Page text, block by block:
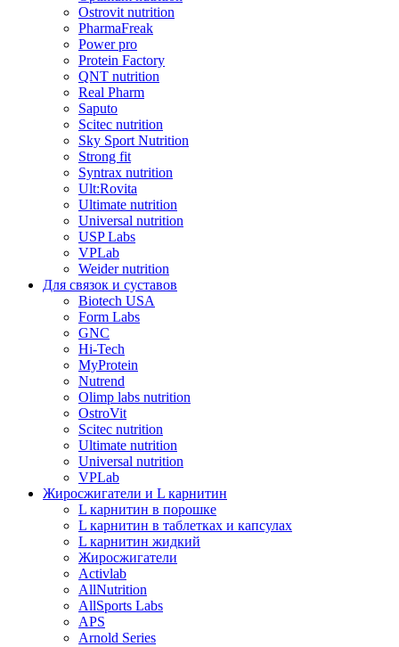
Ostrovit nutrition
PharmaFreak
Power pro
Protein Factory
QNT nutrition
Real Pharm
Saputo
Scitec nutrition
Sky Sport Nutrition
Strong fit
Syntrax nutrition
Ult:Rovita
Ultimate nutrition
Universal nutrition
USP Labs
VPLab
Weider nutrition
Для связок и суставов
Biotech USA
Form Labs
GNC
Hi-Tech
MyProtein
Nutrend
Olimp labs nutrition
OstroVit
Scitec nutrition
Ultimate nutrition
Universal nutrition
VPLab
Жиросжигатели и L карнитин
L карнитин в порошке
L карнитин в таблетках и капсулах
L карнитин жидкий
Жиросжигатели
Activlab
AllNutrition
AllSports Labs
APS
Arnold Series